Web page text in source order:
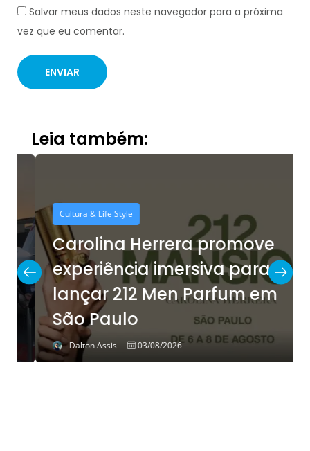
Salvar meus dados neste navegador para a próxima
vez que eu comentar.
Leia também:
Cultura & Life Style
Carolina Herrera promove
experiência imersiva para
lançar 212 Men Parfum em
São Paulo
Dalton Assis 03/08/2026